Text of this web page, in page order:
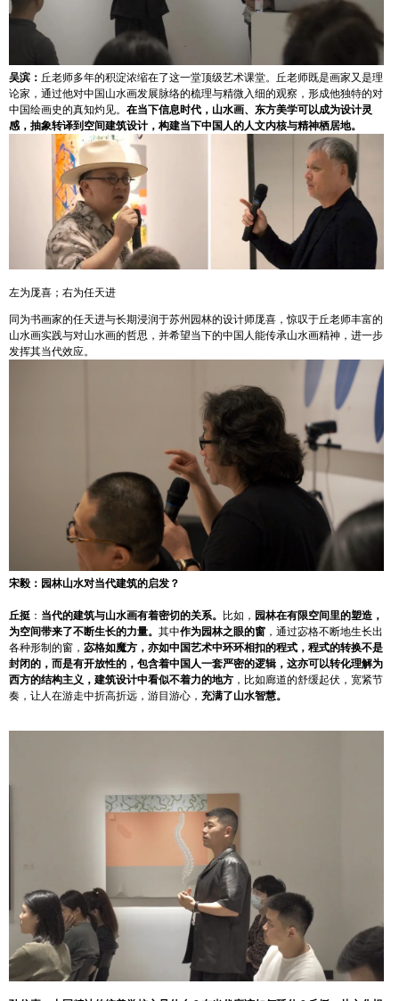
吴滨： 丘老师多年的积淀浓缩在了这一堂顶级艺术课堂。丘老师既是画家又是理
论家，通过他对中国山水画发展脉络的梳理与精微入细的观察，形成他独特的对
中国绘画史的真知灼见。 在当下信息时代，山水画、东方美学可以成为设计灵
感，抽象转译到空间建筑设计，构建当下中国人的人文内核与精神栖居地。
左为厐喜；右为任天进
同为书画家的任天进与长期浸润于苏州园林的设计师厐喜，惊叹于丘老师丰富的
山水画实践与对山水画的哲思，并希望当下的中国人能传承山水画精神，进一步
发挥其当代效应。
宋毅：园林山水对当代建筑的启发？
丘挺 ： 当代的建筑与山水画有着密切的关系。 比如， 园林在有限空间里的塑造，
为空间带来了不断生长的力量。 其中作为园林之眼的窗 ，通过宓格不断地生长出
各种形制的窗， 宓格如魔方，亦如中国艺术中环环相扣的程式，程式的转换不是
封闭的，而是有开放性的， 包含着中国人一套严密的逻辑，这亦可以转化理解为
西方的结构主义，建筑设计中看似不着力的地方 ，比如廊道的舒缓起伏，宽紧节
奏，让人在游走中折高折远，游目游心， 充满了山水智慧。